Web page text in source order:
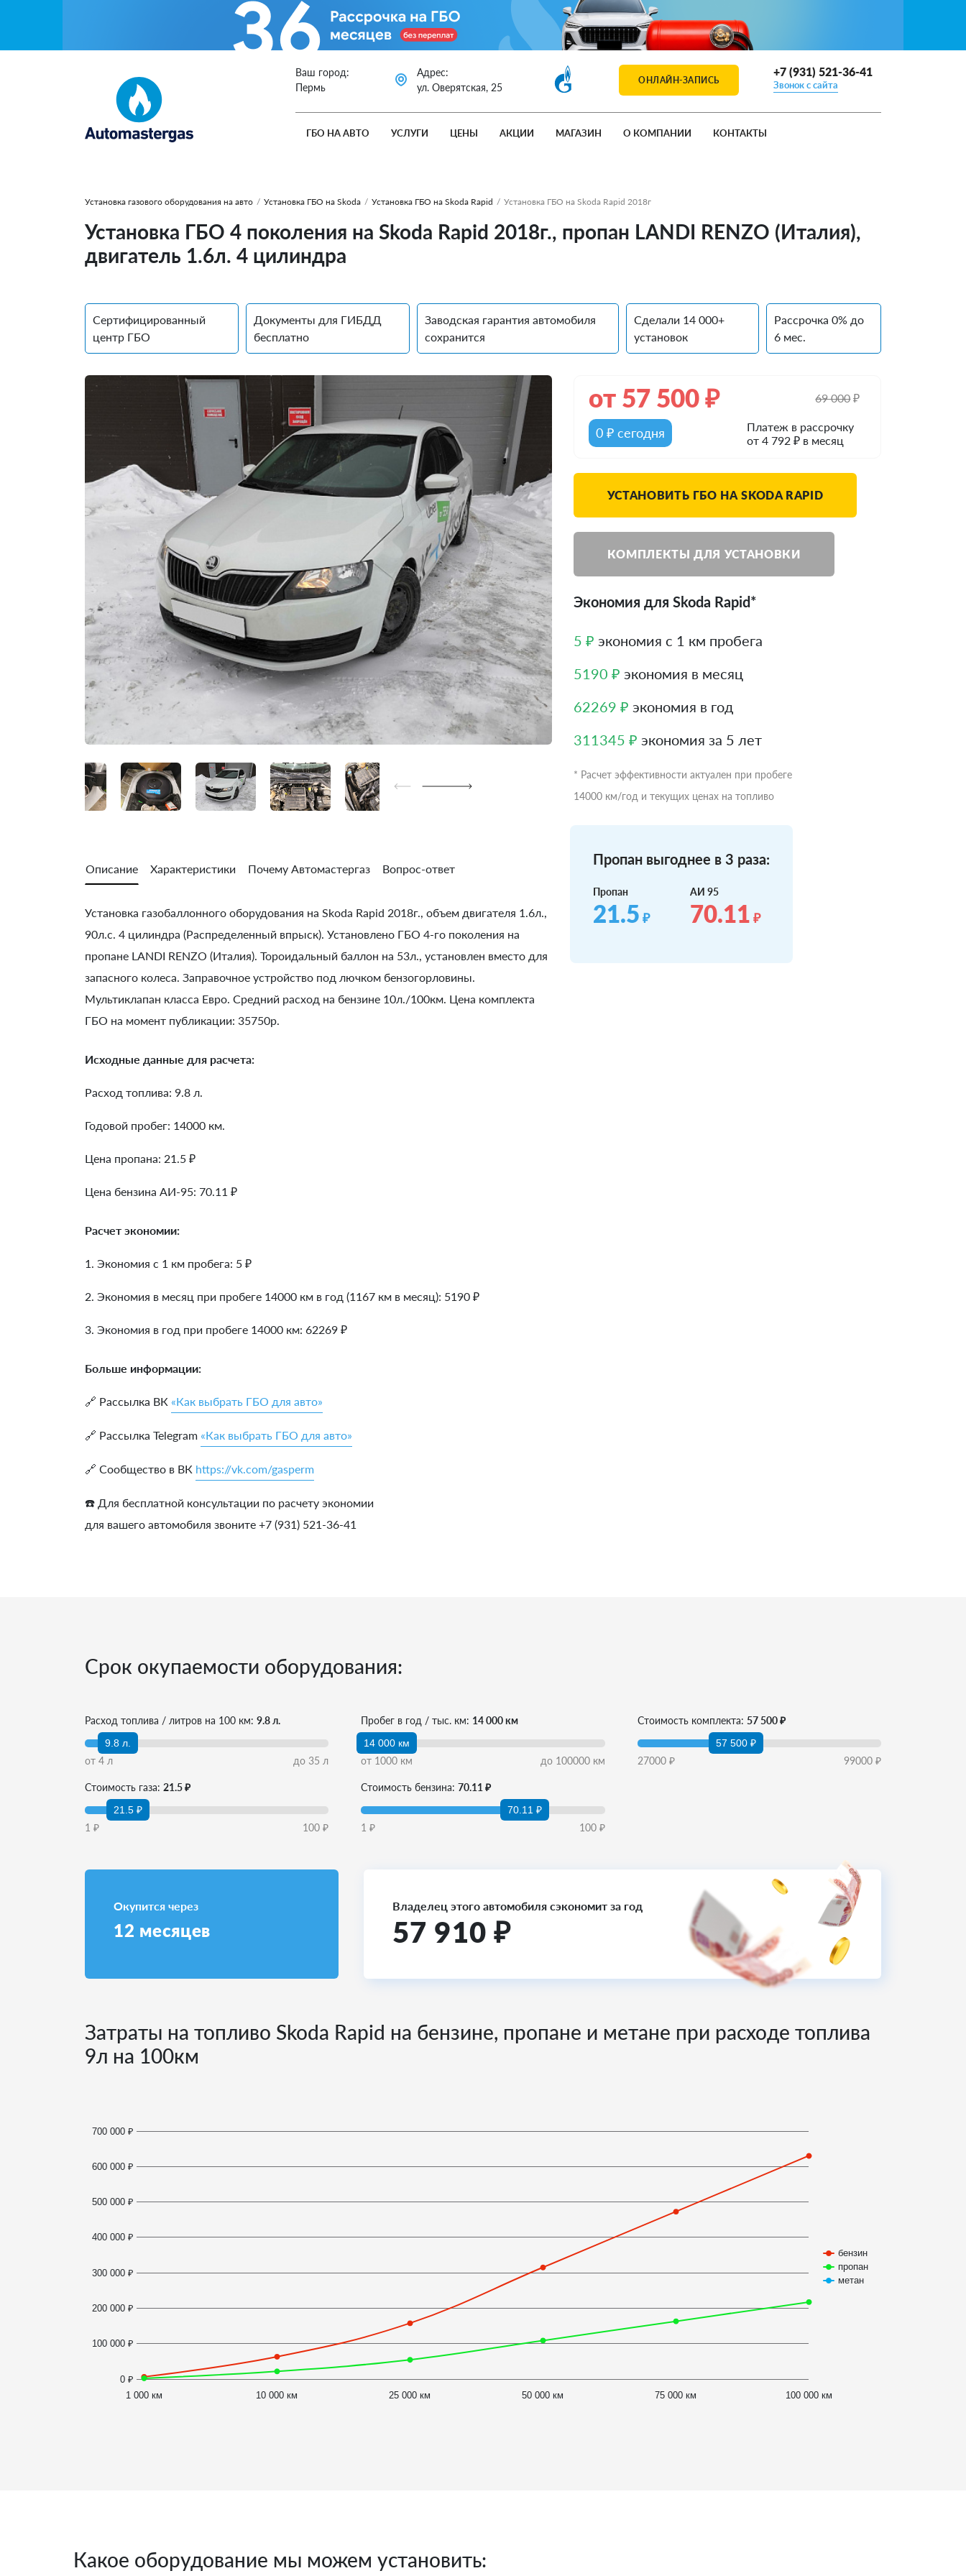
Ваш город:
Пермь
Адрес:
ул. Оверятская, 25
ОНЛАЙН-ЗАПИСЬ
+7 (931) 521-36-41
Звонок с сайта
ГБО НА АВТО УСЛУГИ ЦЕНЫ АКЦИИ МАГАЗИН О КОМПАНИИ КОНТАКТЫ
Установка газового оборудования на авто / Установка ГБО на Skoda / Установка ГБО на Skoda Rapid / Установка ГБО на Skoda Rapid 2018г
Установка ГБО 4 поколения на Skoda Rapid 2018г., пропан LANDI RENZO (Италия),
двигатель 1.6л. 4 цилиндра
Сертифицированный
центр ГБО
Документы для ГИБДД
бесплатно
Заводская гарантия автомобиля
сохранится
Сделали 14 000+
установок
Рассрочка 0% до
6 мес.
от 57 500₽ 69 000₽
0 ₽ сегодня
Платеж в рассрочку
от 4 792 ₽ в месяц
УСТАНОВИТЬ ГБО НА SKODA RAPID
КОМПЛЕКТЫ ДЛЯ УСТАНОВКИ
Экономия для Skoda Rapid*
5 ₽ экономия с 1 км пробега
5190 ₽ экономия в месяц
62269 ₽ экономия в год
311345 ₽ экономия за 5 лет
* Расчет эффективности актуален при пробеге
14000 км/год и текущих ценах на топливо
Описание Характеристики Почему Автомастергаз Вопрос-ответ
Установка газобаллонного оборудования на Skoda Rapid 2018г., объем двигателя 1.6л.,
90л.с. 4 цилиндра (Распределенный впрыск). Установлено ГБО 4-го поколения на
пропане LANDI RENZO (Италия). Тороидальный баллон на 53л., установлен вместо для
запасного колеса. Заправочное устройство под лючком бензогорловины.
Мультиклапан класса Евро. Средний расход на бензине 10л./100км. Цена комплекта
ГБО на момент публикации: 35750р.
Исходные данные для расчета:
Расход топлива: 9.8 л.
Годовой пробег: 14000 км.
Цена пропана: 21.5 ₽
Цена бензина АИ-95: 70.11 ₽
Расчет экономии:
1. Экономия с 1 км пробега: 5 ₽
2. Экономия в месяц при пробеге 14000 км в год (1167 км в месяц): 5190 ₽
3. Экономия в год при пробеге 14000 км: 62269 ₽
Больше информации:
🔗 Рассылка ВК «Как выбрать ГБО для авто»
🔗 Рассылка Telegram «Как выбрать ГБО для авто»
🔗 Сообщество в ВК https://vk.com/gasperm
☎️ Для бесплатной консультации по расчету экономии
для вашего автомобиля звоните +7 (931) 521-36-41
Пропан выгоднее в 3 раза:
Пропан
21.5 ₽
АИ 95
70.11 ₽
Срок окупаемости оборудования:
Расход топлива / литров на 100 км: 9.8 л.
9.8 л.
от 4 л до35 л
Пробег в год / тыс. км: 14 000 км
14 000 км
от 1000 км до 100000км
Стоимость комплекта: 57 500 ₽
57 500 ₽
27000₽ 99000₽
Стоимость газа: 21.5 ₽
21.5 ₽
1 ₽ 100 ₽
Стоимость бензина:70.11 ₽
70.11 ₽
1 ₽ 100₽
Окупится через
12 месяцев
Владелец этого автомобиля сэкономит за год
57 910 ₽
Затраты на топливо Skoda Rapid на бензине, пропане и метане при расходе топлива
9л на 100км
бензин
пропан
метан
1 000 км 10 000 км 25 000 км 50 000 км 75 000 км 100 000 км
0 ₽
100 000 ₽
200 000 ₽
300 000 ₽
400 000 ₽
500 000 ₽
600 000 ₽
700 000 ₽
Какое оборудование мы можем установить: